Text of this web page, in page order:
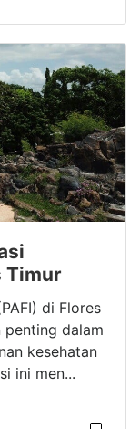
Timur
di Flores
penting dalam
kesehatan
ini men...